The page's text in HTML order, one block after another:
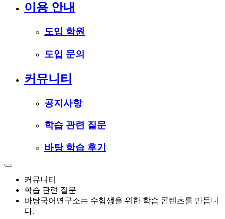
이용 안내
도입 학원
도입 문의
커뮤니티
공지사항
학습 관련 질문
바탕 학습 후기
커뮤니티
학습 관련 질문
바탕국어연구소는 수험생을 위한 학습 콘텐츠를 만듭니
다.